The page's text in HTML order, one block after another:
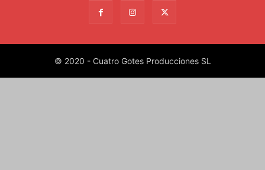
© 2020 - Cuatro Gotes Producciones SL